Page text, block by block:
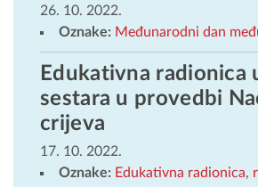
26. 10. 2022.
Oznake: Međunarodni dan
Edukativna
sestara u provedbi
crijeva
17. 10. 2022.
Oznake: Edukativna radionica,